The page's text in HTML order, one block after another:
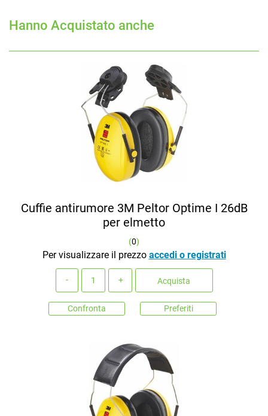
Hanno Acquistato anche
Cuffie antirumore 3M Peltor Optime I 26dB
per elmetto
(0)
Per visualizzare il prezzo accedi o registrati
Acquista
Confronta Preferiti